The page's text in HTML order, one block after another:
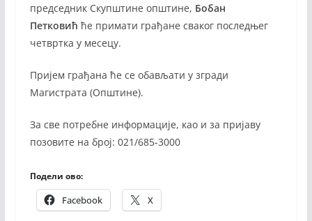
председник Скупштине општине, Бобан
Петковић ће примати грађане сваког последњег
четвртка у месецу.
Пријем грађана ће се обављати у згради
Магистрата (Општине).
За све потребне информације, као и за пријаву
позовите на број: 021/685-3000
Подели ово:
Facebook X